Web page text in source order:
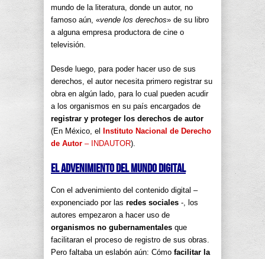
mundo de la literatura, donde un autor, no
famoso aún, «vende los derechos» de su libro
a alguna empresa productora de cine o
televisión.
Desde luego, para poder hacer uso de sus
derechos, el autor necesita primero registrar su
obra en algún lado, para lo cual pueden acudir
a los organismos en su país encargados de
registrar y proteger los derechos de autor
(En México, el
Instituto Nacional de Derecho
de Autor – INDAUTOR).
El advenimiento del mundo digital
Con el advenimiento del contenido digital –
exponenciado por las redes sociales -, los
autores empezaron a hacer uso de
organismos no gubernamentales que
facilitaran el proceso de registro de sus obras.
Pero faltaba un eslabón aún: Cómo facilitar la